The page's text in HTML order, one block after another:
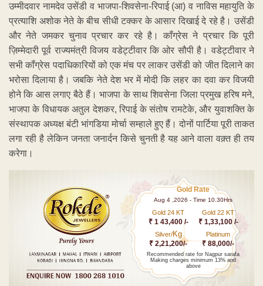
उम्मीदवार नामदेव उसेंडी व भाजपा-शिवसेना-रिपाई (आ) व नाविस महायुति के
प्रत्याशि अशोक नेते के बीच सीधी टक्कर के आसार दिखाई दे रहे है। उसेंडी
और नेते जमकर चुनाव प्रचार कर रहे है। कॉंग्रेस ने प्रचार कि पूरी
ज़िम्मेदारी पूर्व राज्यमंत्री विजय वडेट्टीवार कि ओर सौपी है। वडेट्टीवार ने
सभी कॉंग्रेस पदाधिकारियों को एक मंच पर लाकर उसेंडी को जीत दिलाने का
भरोसा दिलाया है। जबकि नेते देश भर में मोदी कि लहर का दवा कर विजयी
होने कि आस लगाए बैठे हैं। भाजपा के साथ शिवसेना जिला प्रमुख हरिष मने,
भाजपा के विधायक अतुल देशकर, रिपाई के संतोष रामटेके, और युवाशक्ति के
संस्थापक अध्यक्ष बंटी भांगडिया मोर्चा सम्हाले हुए हैं। दोनों पार्टिया पूरी ताकत
लगा रही है लेकिन जनता जनार्दन किसे चुनती है यह आने वाला वक़्त ही तय
करेगा।
Gold Rate
Aug 4 ,2026 - Time 10.30Hrs
Gold 24 KT
₹ 1 43,400 /-
Gold 22 KT
₹ 1,33,100 /-
Silver/Kg
₹ 2,21,200/-
Platinum
₹ 88,000/-
Recommended rate for Nagpur sarafa
Making charges minimum 13% and
above